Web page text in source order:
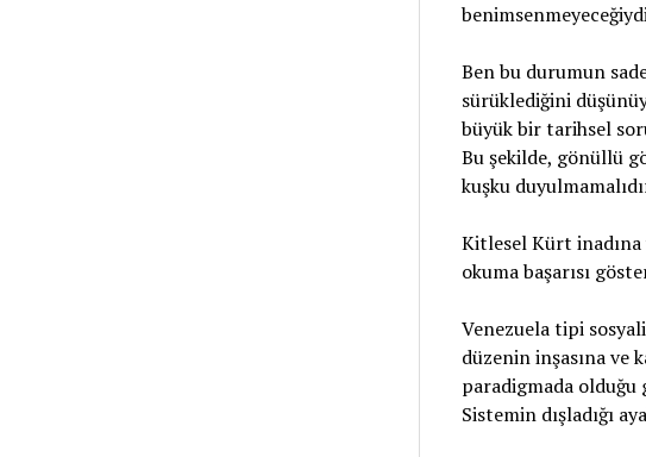
Ben bu durumun
sürüklediğini
büyük bir tarihsel
Bu şekilde, gönüllü
kuşku
Kitlesel Kürt inadına
okuma başarısı
Venezuela tipi
düzenin inşasına ve
paradigmada olduğu
Sistemin dışladığı